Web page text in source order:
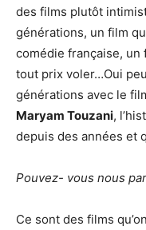
des films plutôt
générations, un film
comédie française,
tout prix voler…Oui
générations avec le
Maryam Touzani,
depuis des années et
Pouvez- vous nous
Ce sont des films